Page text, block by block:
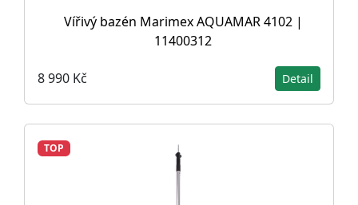
Vířivý bazén Marimex AQUAMAR 4102 |
11400312
8 990 Kč Detail
TOP